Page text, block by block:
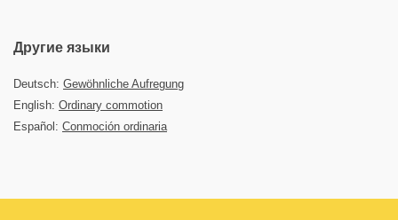
Другие языки
Deutsch: Gewöhnliche Aufregung
English: Ordinary commotion
Español: Conmoción ordinaria